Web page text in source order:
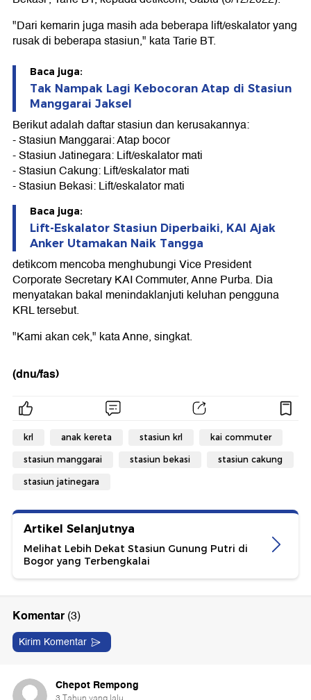
"Dari kemarin juga masih ada beberapa lift/eskalator yang
rusak di beberapa stasiun," kata Tarie BT.
Baca juga:
Tak Nampak Lagi Kebocoran Atap di Stasiun
Manggarai Jaksel
Berikut adalah daftar stasiun dan kerusakannya:
- Stasiun Manggarai: Atap bocor
- Stasiun Jatinegara: Lift/eskalator mati
- Stasiun Cakung: Lift/eskalator mati
- Stasiun Bekasi: Lift/eskalator mati
Baca juga:
Lift-Eskalator Stasiun Diperbaiki, KAI Ajak
Anker Utamakan Naik Tangga
detikcom mencoba menghubungi Vice President
Corporate Secretary KAI Commuter, Anne Purba. Dia
menyatakan bakal menindaklanjuti keluhan pengguna
KRL tersebut.
"Kami akan cek," kata Anne, singkat.
(dnu/fas)
krl anak kereta stasiun krl kai commuter
stasiun manggarai stasiun bekasi stasiun cakung
stasiun jatinegara
Artikel Selanjutnya
Melihat Lebih Dekat Stasiun Gunung Putri di
Bogor yang Terbengkalai